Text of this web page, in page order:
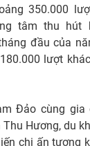
350.000
tâm thu hút
đầu của
lượt
Đảo cùng gia
Thu Hương, du
chị ấn tượng